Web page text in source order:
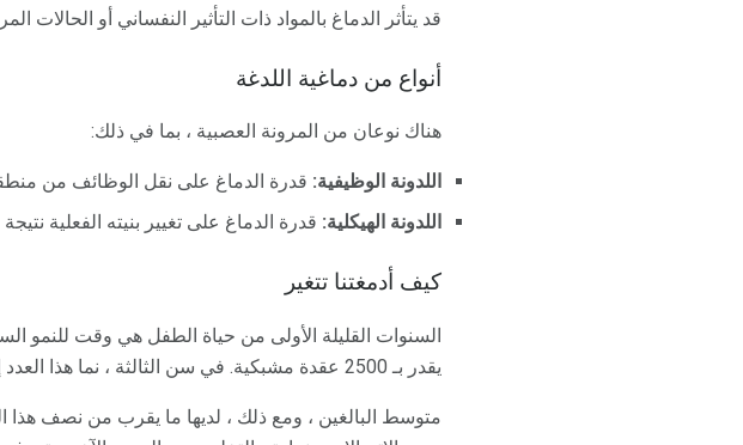
قد يتأثر الدماغ بالمواد ذات التأثير النفساني أو
أنواع من دماغية اللدغة
هناك نوعان من المرونة العصبية ، بما في ذلك:
اللدونة الوظيفية: قدرة الدماغ على نقل الوظائف من
اللدونة الهيكلية: قدرة الدماغ على تغيير بنيته الفعلية نتيجة
كيف أدمغتنا تتغير
السنوات القليلة الأولى من حياة الطفل هي وقت للنمو
يقدر بـ 2500 عقدة مشبكية. في سن الثالثة ، نما هذا العدد إلى 15،000 نقطة وصلب في كل عصبون.
متوسط ​​البالغين ، ومع ذلك ، لديها ما يقرب من نصف هذا